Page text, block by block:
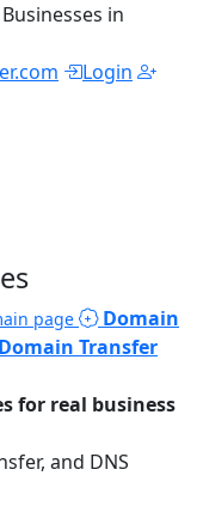
in
Login
page
Domain
Domain Transfer
for real business
and DNS